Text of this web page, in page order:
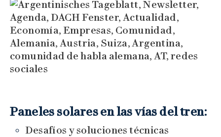
Paneles solares en las vías del tren:
Desafíos y soluciones técnicas